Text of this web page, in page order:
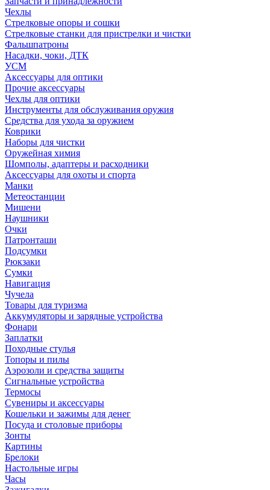
Чехлы
Стрелковые опоры и сошки
Стрелковые станки для пристрелки и чистки
Фальшпатроны
Насадки, чоки, ДТК
УСМ
Аксессуары для оптики
Прочие аксессуары
Чехлы для оптики
Инструменты для обслуживания оружия
Средства для ухода за оружием
Коврики
Наборы для чистки
Оружейная химия
Шомполы, адаптеры и расходники
Аксессуары для охоты и спорта
Манки
Метеостанции
Мишени
Наушники
Очки
Патронташи
Подсумки
Рюкзаки
Сумки
Навигация
Чучела
Товары для туризма
Аккумуляторы и зарядные устройства
Фонари
Заплатки
Походные стулья
Топоры и пилы
Аэрозоли и средства защиты
Сигнальные устройства
Термосы
Сувениры и аксессуары
Кошельки и зажимы для денег
Посуда и столовые приборы
Зонты
Картины
Брелоки
Настольные игры
Часы